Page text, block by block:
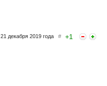
21 декабря 2019 года # +1